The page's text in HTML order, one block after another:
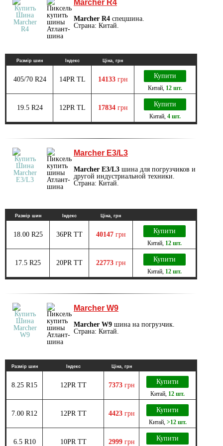
Marcher R4
Marcher R4 спецшина.
Страна: Китай.
Размір шин Індекс Ціна, грн
405/70 R24 14PR TL 14133 грн Купити
Китай 12 шт.
19.5 R24 12PR TL 17834 грн Купити
Китай 4 шт.
Marcher E3/L3
Marcher E3/L3 шина для погрузчиков и
другой индустриальной техники.
Страна: Китай.
Размір шин Індекс Ціна, грн
18.00 R25 36PR TT 40147 грн Купити
Китай, 12 шт.
17.5 R25 20PR TT 22773 грн Купити
Китай, 12 шт.
Marcher W9
Marcher W9 шина на погрузчик.
Страна: Китай.
Размір шин Індекс Ціна, грн
8.25 R15 12PR TT 7373 грн Купити
Китай 12 шт.
7.00 R12 12PR TT 4423 грн Купити
Китай, >12 шт.
6.5 R10 10PR TT 2999 грн Купити